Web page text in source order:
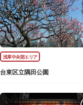
浅草中央部エリア
台東区立隅田公園